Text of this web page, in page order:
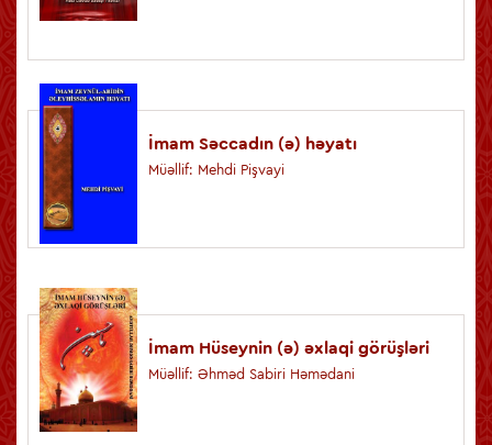
İmam Səccadın (ə) həyatı
Müəllif: Mehdi Pişvayi
İmam Hüseynin (ə) əxlaqi görüşləri
Müəllif: Əhməd Sabiri Həmədani